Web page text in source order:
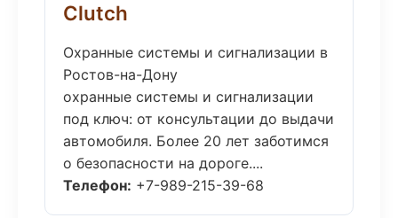
Clutch
Охранные системы и сигнализации в
Ростов-на-Дону
охранные системы и сигнализации
под ключ: от консультации до выдачи
автомобиля. Более 20 лет заботимся
о безопасности на дороге....
Телефон: +7-989-215-39-68